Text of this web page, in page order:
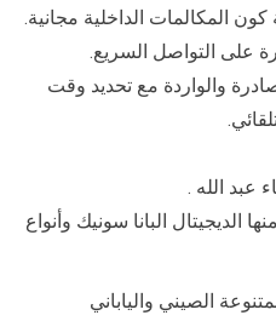
المكالمات الداخلية مجانية.
على التواصل السريع.
والواردة مع تحديد وقت
عبد الله .
الديجيتال البانا سونيك وأنواع
الصيني والياباني